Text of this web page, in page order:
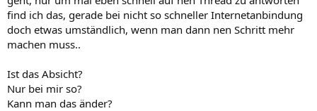
find ich das, gerade bei nicht so schneller Internetanbindung
doch etwas umständlich, wenn man dann nen Schritt mehr
machen muss..
Ist das Absicht?
Nur bei mir so?
Kann man das änder?